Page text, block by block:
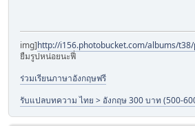
img]http://i156.photobucket.com/albums/
ยืมรูปหน่อยนะฟี่
ร่วมเรียนภาษาอังกฤษฟรี
รับแปลบทความ ไทย > อังกฤษ 300 บาท (500-